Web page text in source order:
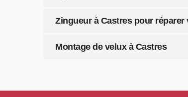
Zingueur à Castres pour
Montage de velux à Castres